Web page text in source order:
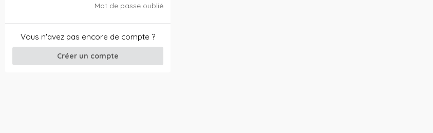
Mot de passe oublié
Vous n'avez pas encore de compte ?
Créer un compte